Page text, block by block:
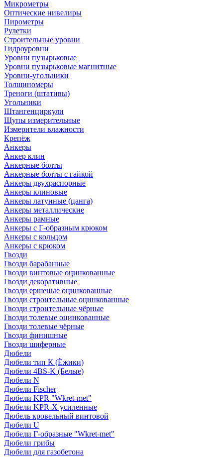
Микрометры
Оптические нивелиры
Пирометры
Рулетки
Строительные уровни
Гидроуровни
Уровни пузырьковые
Уровни пузырьковые магнитные
Уровни-угольники
Толщиномеры
Треноги (штативы)
Угольники
Штангенциркули
Щупы измерительные
Измерители влажности
Крепёж
Анкеры
Анкер клин
Анкерные болты
Анкерные болты с гайкой
Анкеры двухраспорные
Анкеры клиновые
Анкеры латунные (цанга)
Анкеры металлические
Анкеры рамные
Анкеры с Г-образным крюком
Анкеры с кольцом
Анкеры с крюком
Гвозди
Гвозди барабанные
Гвозди винтовые оцинкованные
Гвозди декоративные
Гвозди ершеные оцинкованные
Гвозди строительные оцинкованные
Гвозди строительные чёрные
Гвозди толевые оцинкованные
Гвозди толевые чёрные
Гвозди финишные
Гвозди шиферные
Дюбели
Дюбели тип К (Ёжики)
Дюбели 4BS-K (Белые)
Дюбели N
Дюбели Fischer
Дюбели KPR "Wkret-met"
Дюбели KPR-Х усиленные
Дюбель кровельный винтовой
Дюбели U
Дюбели Г-образные "Wkret-met"
Дюбели грибы
Дюбели для газобетона